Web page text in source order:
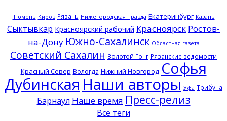
Тюмень Киров Рязань Нижегородская правда Екатеринбург Казань
Сыктывкар Красноярский рабочий Красноярск Ростов-
на-Дону Южно-Сахалинск Областная газета
Советский Сахалин Золотой Гонг Рязанские ведомости
Красный Север Вологда Нижний Новгород Софья
Дубинская Наши авторы Уфа Трибуна
Барнаул Наше время Пресс-релиз
Все теги